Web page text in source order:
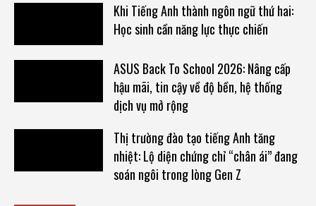
Khi Tiếng Anh thành ngôn ngữ thứ hai:
Học sinh cần năng lực thực chiến
ASUS Back To School 2026: Nâng cấp
hậu mãi, tin cậy về độ bền, hệ thống
dịch vụ mở rộng
Thị trường đào tạo tiếng Anh tăng
nhiệt: Lộ diện chứng chỉ “chân ái” đang
soán ngôi trong lòng Gen Z